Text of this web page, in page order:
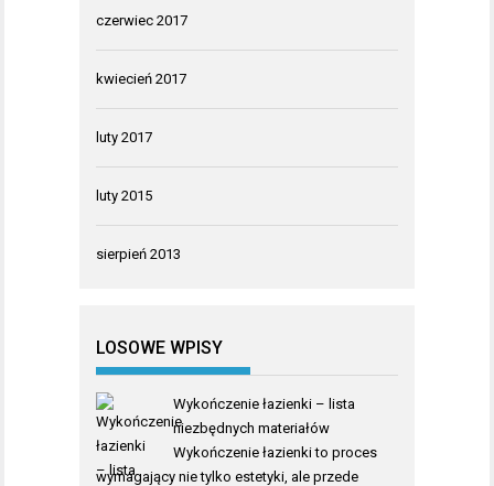
czerwiec 2017
kwiecień 2017
luty 2017
luty 2015
sierpień 2013
LOSOWE WPISY
Wykończenie łazienki – lista
niezbędnych materiałów
Wykończenie łazienki to proces
wymagający nie tylko estetyki, ale przede